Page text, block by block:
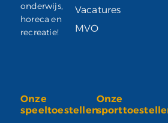
onderwijs,
horeca en
recreatie!
Vacatures
MVO
Onze
speeltoestellen
Onze